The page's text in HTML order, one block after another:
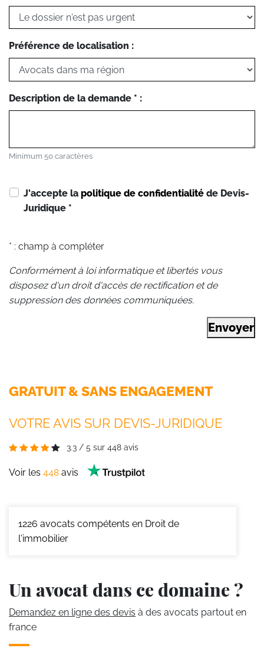
Préférence de localisation :
Description de la demande * :
Minimum 50 caractères
J'accepte la politique de confidentialité de Devis-
Juridique *
* : champ à compléter
Conformément à loi informatique et libertés vous
disposez d'un droit d'accès de rectification et de
suppression des données communiquées.
Envoyer
GRATUIT & SANS ENGAGEMENT
VOTRE AVIS SUR DEVIS-JURIDIQUE
3.3 / 5 sur 448 avis
Voir les 448 avis
1226 avocats compétents en Droit de
l'immobilier
Un avocat dans ce domaine ?
Demandez en ligne des devis à des avocats partout en
france